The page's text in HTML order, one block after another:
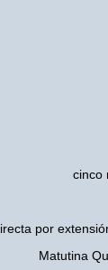
cinco
por
Matutina